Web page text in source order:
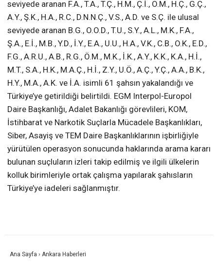
seviyede aranan F.A., T.A., T.Ç., H.M., Ç.İ., O.M., H.Ç., G.Ç.,
A.Y., Ş.K., H.A., R.C., D.N.N.Ç., V.S., A.D. ve S.Ç. ile ulusal
seviyede aranan B.G., O.O.D., T.U., S.Y., A.L., M.K., F.A.,
Ş.A., E.İ., M.B., Y.D., İ.Y., E.A., U.U., H.A., V.K., C.B., O.K., E.D.,
F.G., A.R.U., A.B., R.G., Ö.M., M.K., İ.K., A.Y., K.K., K.A., H.İ.,
M.T., S.A., H.K., M.A.Ç., H.İ., Z.Y., U.Ö., A.Ç., Y.Ç., A.A., B.K.,
H.Y., M.A., A.K. ve İ.A. isimli 61 şahsın yakalandığı ve
Türkiye’ye getirildiği belirtildi. EGM Interpol-Europol
Daire Başkanlığı, Adalet Bakanlığı görevlileri, KOM,
İstihbarat ve Narkotik Suçlarla Mücadele Başkanlıkları,
Siber, Asayiş ve TEM Daire Başkanlıklarının işbirliğiyle
yürütülen operasyon sonucunda haklarında arama kararı
bulunan suçluların izleri takip edilmiş ve ilgili ülkelerin
kolluk birimleriyle ortak çalışma yapılarak şahısların
Türkiye’ye iadeleri sağlanmıştır.
Ana Sayfa › Ankara Haberleri